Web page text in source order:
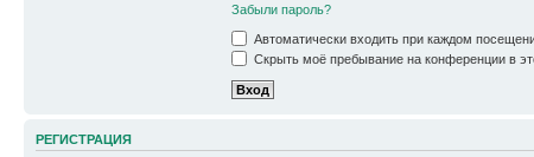
Забыли пароль?
Автоматически входить при каждом
Скрыть моё пребывание на конференции в
РЕГИСТРАЦИЯ